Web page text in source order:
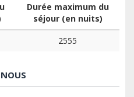
Durée maximum du
séjour (en nuits)
2555